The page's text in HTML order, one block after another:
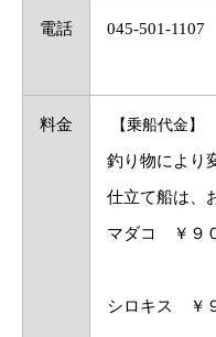
電話 045-501-1107
料金 【乗船代金】
釣り物により
仕立て船は、
マダコ ￥９
シロキス ￥